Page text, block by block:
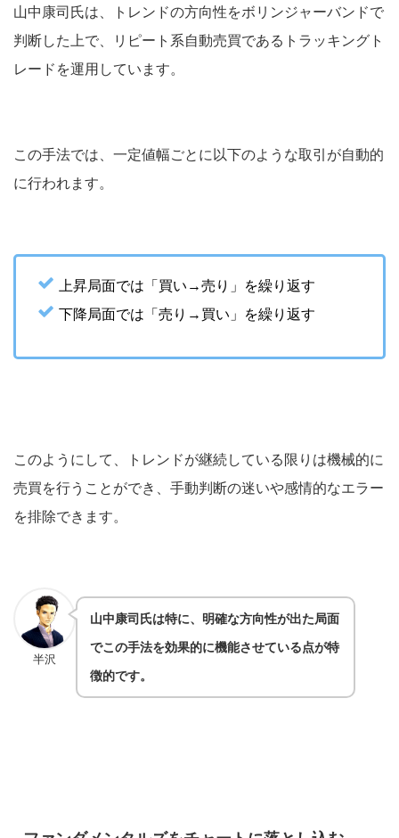
山中康司氏は、トレンドの方向性をボリンジャーバンドで
判断した上で、リピート系自動売買であるトラッキングト
レードを運用しています。
この手法では、一定値幅ごとに以下のような取引が自動的
に行われます。
上昇局面では「買い→売り」を繰り返す
下降局面では「売り→買い」を繰り返す
このようにして、トレンドが継続している限りは機械的に
売買を行うことができ、手動判断の迷いや感情的なエラー
を排除できます。
半沢
山中康司氏は特に、明確な方向性が出た局面
でこの手法を効果的に機能させている点が特
徴的です。